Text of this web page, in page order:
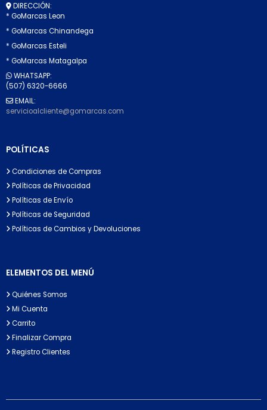
DIRECCIÓN:
* GoMarcas Leon
* GoMarcas Chinandega
* GoMarcas Esteli
* GoMarcas Matagalpa
WHATSAPP:
(507) 6320-6666
EMAIL:
servicioalcliente@gomarcas.com
POLÍTICAS
Condiciones de Compras
Políticas de Privacidad
Políticas de Envío
Políticas de Seguridad
Políticas de Cambios y Devoluciones
ELEMENTOS DEL MENÚ
Quiénes Somos
Mi Cuenta
Carrito
Finalizar Compra
Registro Clientes